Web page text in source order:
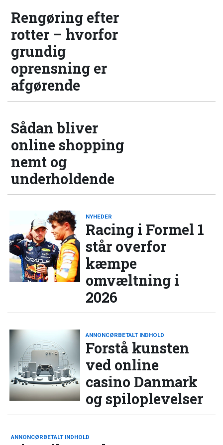
Rengøring efter
rotter – hvorfor
grundig
oprensning er
afgørende
Sådan bliver
online shopping
nemt og
underholdende
NYHEDER
Racing i Formel 1
står overfor
kæmpe
omvæltning i
2026
ANNONCØRBETALT INDHOLD
Forstå kunsten
ved online
casino Danmark
og spiloplevelser
ANNONCØRBETALT INDHOLD